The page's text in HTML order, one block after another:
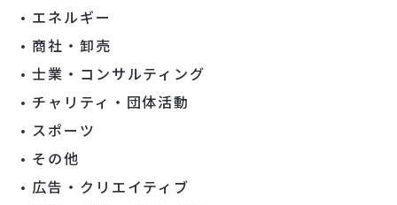
エネルギー
商社・卸売
士業・コンサルティング
チャリティ・団体活動
スポーツ
その他
広告・クリエイティブ